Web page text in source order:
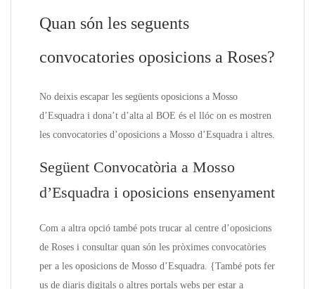
Quan són les seguents
convocatories oposicions a Roses?
No deixis escapar les següents oposicions a Mosso
d’Esquadra i dona’t d’alta al BOE és el llóc on es mostren
les convocatories d’oposicions a Mosso d’Esquadra i altres.
Següent Convocatòria a Mosso
d’Esquadra i oposicions ensenyament
Com a altra opció també pots trucar al centre d’oposicions
de Roses i consultar quan són les pròximes convocatòries
per a les oposicions de Mosso d’Esquadra. {També pots fer
us de diaris digitals o altres portals webs per estar a